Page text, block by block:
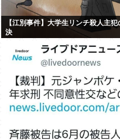
【江別事件】大学生リンチ殺人主
決